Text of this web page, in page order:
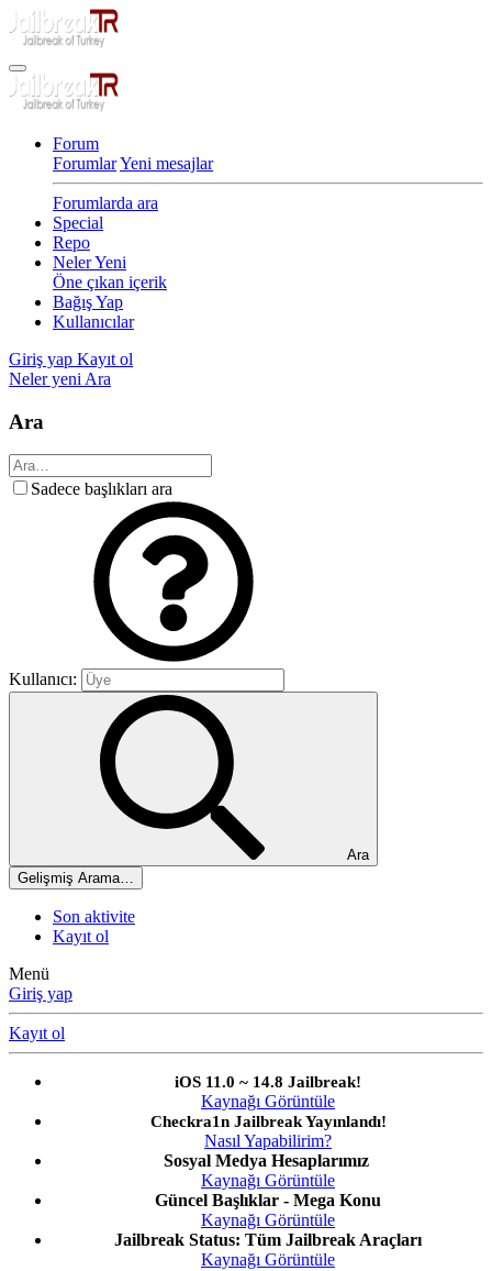
Forum
ForumlarYeni mesajlar
Forumlarda ara
Special
Repo
Neler Yeni
Öne çıkan içerik
Bağış Yap
Kullanıcılar
Giriş yap Kayıt ol
Neler yeni Ara
Ara
Sadece başlıkları ara
Kullanıcı:
Ara
Gelişmiş Arama…
Son aktivite
Kayıt ol
Menü
Giriş yap
Kayıt ol
iOS 11.0 ~ 14.8 Jailbreak!
Kaynağı Görüntüle
Checkra1n Jailbreak Yayınlandı!
Nasıl Yapabilirim?
Sosyal Medya Hesaplarımız
Kaynağı Görüntüle
Güncel Başlıklar - Mega Konu
Kaynağı Görüntüle
Jailbreak Status: Tüm Jailbreak Araçları
Kaynağı Görüntüle